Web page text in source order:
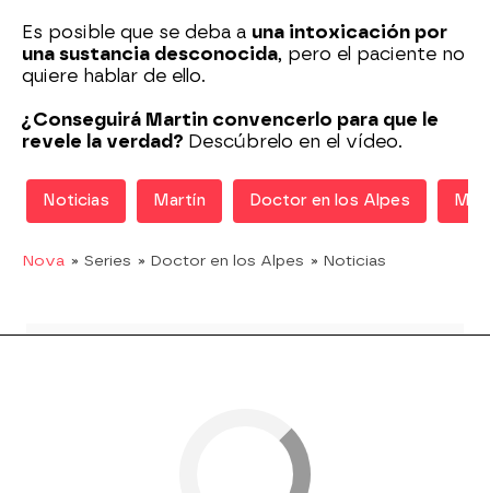
Es posible que se deba a una intoxicación por
una sustancia desconocida, pero el paciente no
quiere hablar de ello.
¿Conseguirá Martin convencerlo para que le
revele la verdad? Descúbrelo en el vídeo.
Noticias Martín Doctor en los Alpes
Nova » Series » Doctor en los Alpes » Noticias